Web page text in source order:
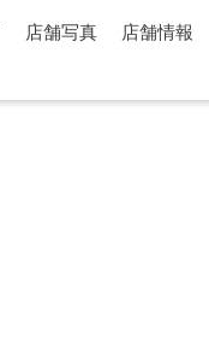
店舗写真
店舗情報